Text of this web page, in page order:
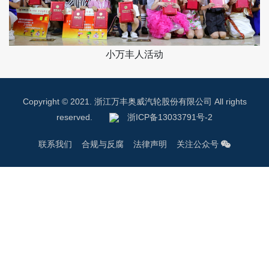
小万丰人活动
Copyright © 2021. 浙江万丰奥威汽轮股份有限公司 All rights
reserved.
浙ICP备13033791号-2
联系我们 合规与反腐 法律声明 关注公众号